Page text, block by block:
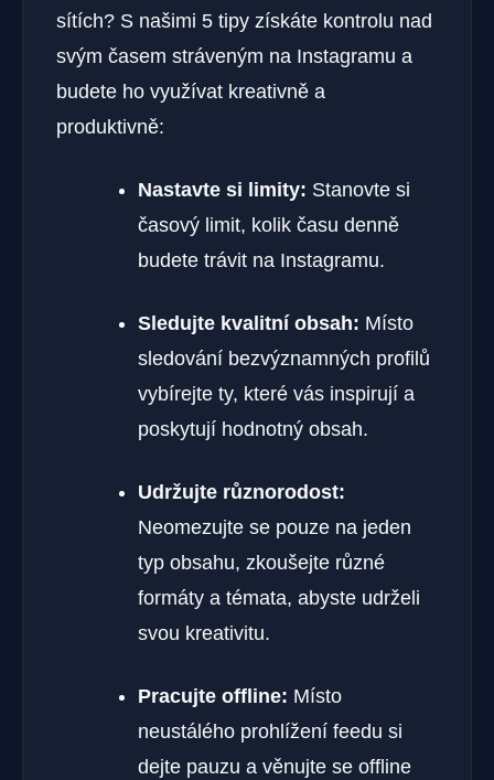
sítích? S našimi 5 tipy získáte kontrolu nad
svým časem stráveným na Instagramu a
budete ho využívat kreativně a
produktivně:
Nastavte si limity: Stanovte si
časový limit, kolik času denně
budete trávit na Instagramu.
Sledujte kvalitní obsah: Místo
sledování bezvýznamných profilů
vybírejte ty, které vás inspirují a
poskytují hodnotný obsah.
Udržujte různorodost:
Neomezujte se pouze na jeden
typ obsahu, zkoušejte různé
formáty a témata, abyste udrželi
svou kreativitu.
Pracujte offline: Místo
neustálého prohlížení feedu si
dejte pauzu a věnujte se offline